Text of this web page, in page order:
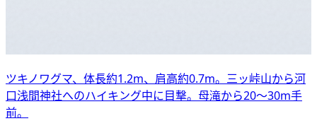
ツキノワグマ、体長約1.2m、肩高約0.7m。三ッ峠山から河
口浅間神社へのハイキング中に目撃。母滝から20〜30m手
前。